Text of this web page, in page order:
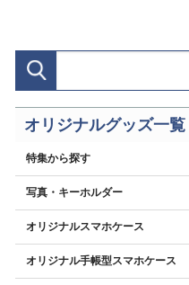
オリジナルグッズ一覧
特集から探す
写真・キーホルダー
オリジナルスマホケース
オリジナル手帳型スマホケース